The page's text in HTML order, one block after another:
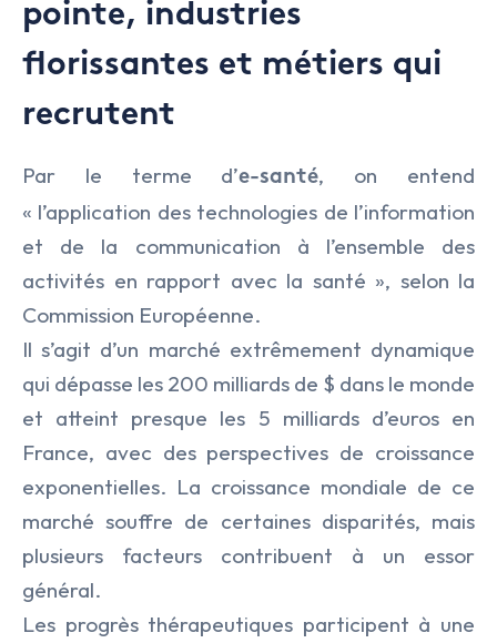
pointe, industries
florissantes et métiers qui
recrutent
Par le terme d’e-santé, on entend
« l’application des technologies de l’information
et de la communication à l’ensemble des
activités en rapport avec la santé », selon la
Commission Européenne.
Il s’agit d’un marché extrêmement dynamique
qui dépasse les 200 milliards de $ dans le monde
et atteint presque les 5 milliards d’euros en
France, avec des perspectives de croissance
exponentielles. La croissance mondiale de ce
marché souffre de certaines disparités, mais
plusieurs facteurs contribuent à un essor
général.
Les progrès thérapeutiques participent à une
Nucléaire